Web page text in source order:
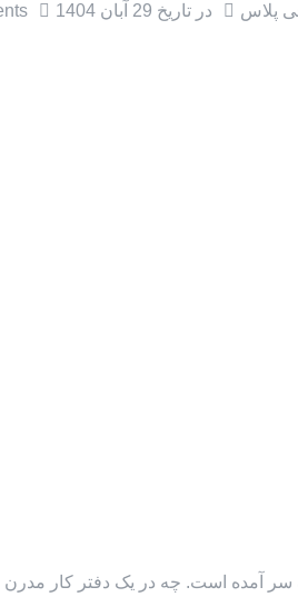
پلاس در تاریخ 29 آبان 1404
آمده است. چه در یک دفتر کار مدرن و